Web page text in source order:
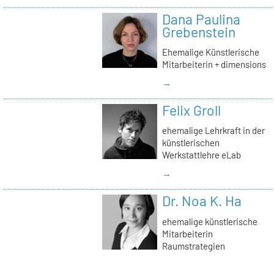
Dana Paulina
Grebenstein
Ehemalige Künstlerische
Mitarbeiterin + dimensions
→
Felix Groll
ehemalige Lehrkraft in der
künstlerischen
Werkstattlehre eLab
→
Dr. Noa K. Ha
ehemalige künstlerische
Mitarbeiterin
Raumstrategien